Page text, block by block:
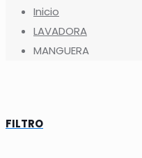
Inicio
LAVADORA
MANGUERA
FILTRO